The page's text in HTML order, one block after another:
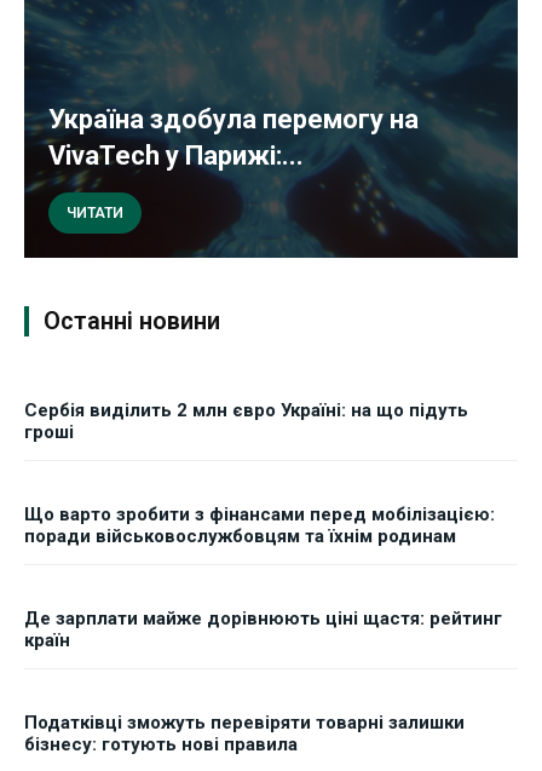
Україна здобула перемогу на
VivaTech у Парижі:...
ЧИТАТИ
Останні новини
Сербія виділить 2 млн євро Україні: на що підуть
гроші
Що варто зробити з фінансами перед мобілізацією:
поради військовослужбовцям та їхнім родинам
Де зарплати майже дорівнюють ціні щастя: рейтинг
країн
Податківці зможуть перевіряти товарні залишки
бізнесу: готують нові правила